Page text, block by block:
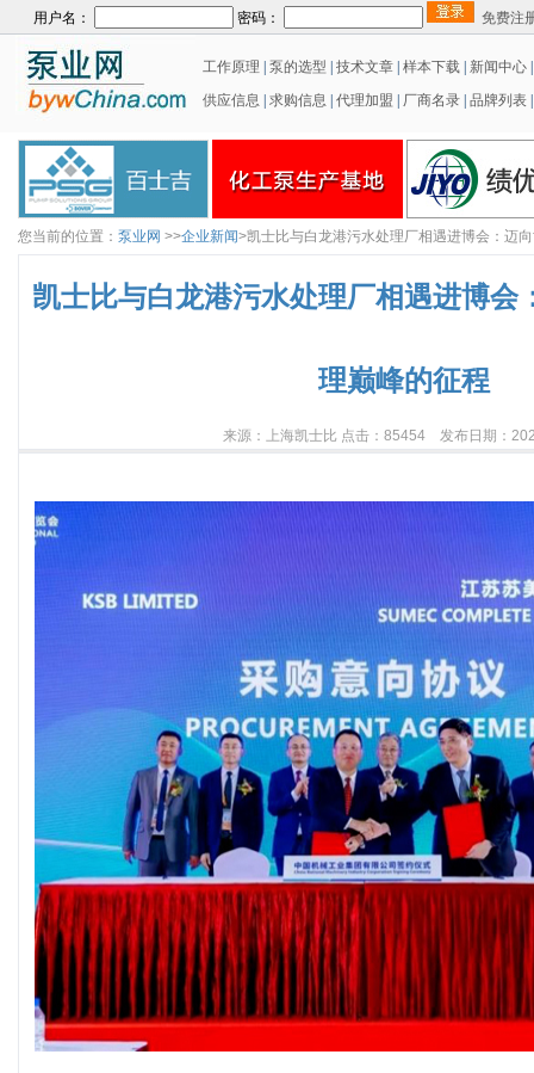
用户名： 密码： 免费注
工作原理 泵的选型 技术文章 样本下载 新闻中心
供应信息
求购信息 代理加盟 厂商名录 品牌列表
您当前的位置： 泵业网 >>企业新闻>凯士比与白龙港污水处理厂相遇进博会：迈
凯士比与白龙港污水处理厂相遇进博会
理巅峰的征程
来源：上海凯士比 点击：85454 发布日期：